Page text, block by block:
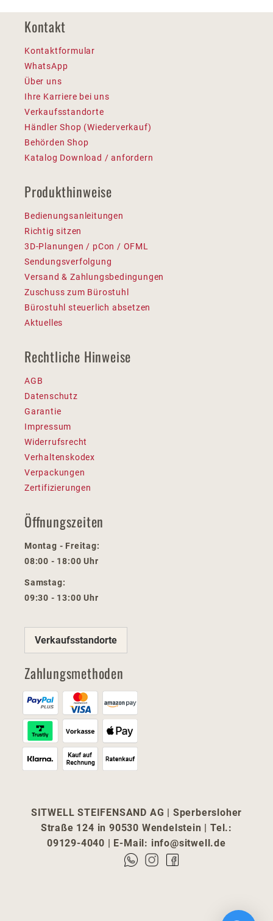
Kontakt
Kontaktformular
WhatsApp
Über uns
Ihre Karriere bei uns
Verkaufsstandorte
Händler Shop (Wiederverkauf)
Behörden Shop
Katalog Download / anfordern
Produkthinweise
Bedienungsanleitungen
Richtig sitzen
3D-Planungen / pCon / OFML
Sendungsverfolgung
Versand & Zahlungsbedingungen
Zuschuss zum Bürostuhl
Bürostuhl steuerlich absetzen
Aktuelles
Rechtliche Hinweise
AGB
Datenschutz
Garantie
Impressum
Widerrufsrecht
Verhaltenskodex
Verpackungen
Zertifizierungen
Öffnungszeiten
Montag - Freitag:
08:00 - 18:00 Uhr
Samstag:
09:30 - 13:00 Uhr
Verkaufsstandorte
Zahlungsmethoden
SITWELL STEIFENSAND AG | Sperbersloher
Straße 124 in 90530 Wendelstein | Tel.:
09129-4040 | E-Mail: info@sitwell.de